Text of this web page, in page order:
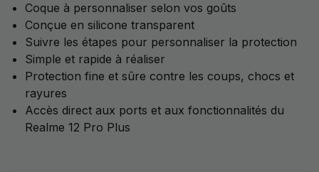
Coque à personnaliser selon vos goûts
Conçue en silicone transparent
Suivre les étapes pour personnaliser la protection
Simple et rapide à réaliser
Protection fine et sûre contre les coups, chocs et
rayures
Accès direct aux ports et aux fonctionnalités du
Realme 12 Pro Plus